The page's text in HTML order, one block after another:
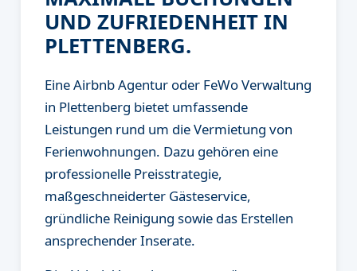
UND ZUFRIEDENHEIT IN
PLETTENBERG.
Eine Airbnb Agentur oder FeWo Verwaltung
in Plettenberg bietet umfassende
Leistungen rund um die Vermietung von
Ferienwohnungen. Dazu gehören eine
professionelle Preisstrategie,
maßgeschneiderter Gästeservice,
gründliche Reinigung sowie das Erstellen
ansprechender Inserate.